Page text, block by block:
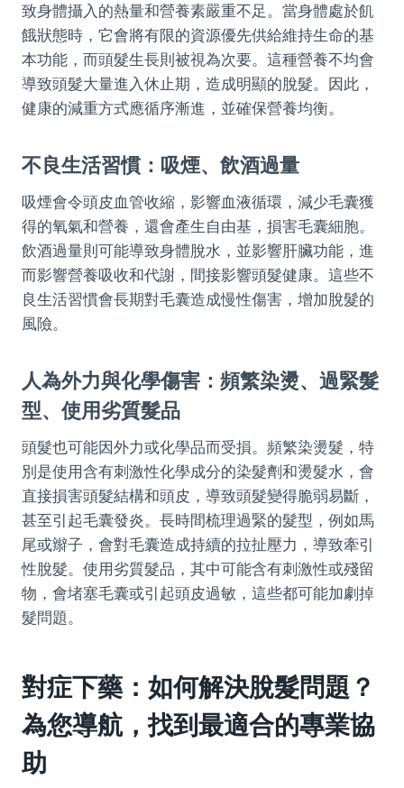
致身體攝入的熱量和營養素嚴重不足。當身體處於飢
餓狀態時，它會將有限的資源優先供給維持生命的基
本功能，而頭髮生長則被視為次要。這種營養不均會
導致頭髮大量進入休止期，造成明顯的脫髮。因此，
健康的減重方式應循序漸進，並確保營養均衡。
不良生活習慣：吸煙、飲酒過量
吸煙會令頭皮血管收縮，影響血液循環，減少毛囊獲
得的氧氣和營養，還會產生自由基，損害毛囊細胞。
飲酒過量則可能導致身體脫水，並影響肝臟功能，進
而影響營養吸收和代謝，間接影響頭髮健康。這些不
良生活習慣會長期對毛囊造成慢性傷害，增加脫髮的
風險。
人為外力與化學傷害：頻繁染燙、過緊髮
型、使用劣質髮品
頭髮也可能因外力或化學品而受損。頻繁染燙髮，特
別是使用含有刺激性化學成分的染髮劑和燙髮水，會
直接損害頭髮結構和頭皮，導致頭髮變得脆弱易斷，
甚至引起毛囊發炎。長時間梳理過緊的髮型，例如馬
尾或辮子，會對毛囊造成持續的拉扯壓力，導致牽引
性脫髮。使用劣質髮品，其中可能含有刺激性或殘留
物，會堵塞毛囊或引起頭皮過敏，這些都可能加劇掉
髮問題。
對症下藥：如何解決脫髮問題？
為您導航，找到最適合的專業協
助